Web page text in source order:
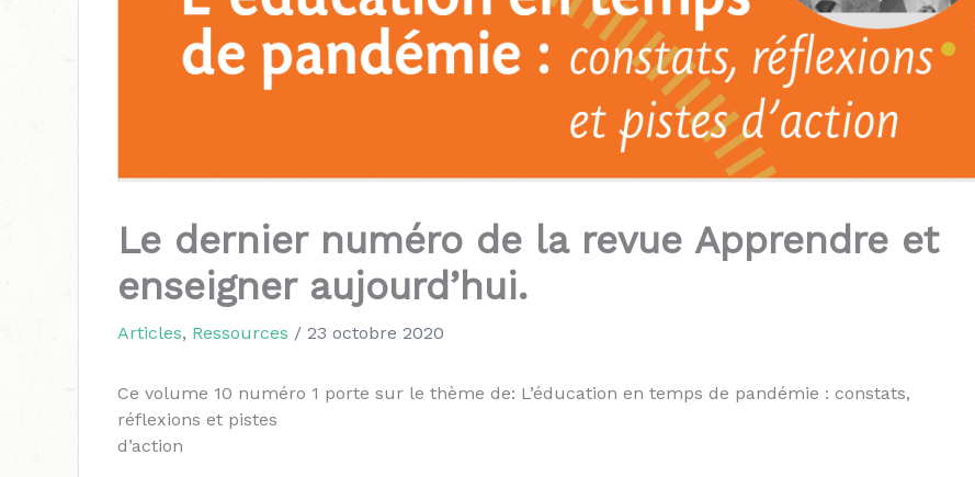
Le dernier numéro de la revue Apprendre et
enseigner aujourd’hui.
Articles, Ressources / 23 octobre 2020
Ce volume 10 numéro 1 porte sur le thème de: L’éducation en temps de pandémie : constats,
réflexions et pistes
d’action